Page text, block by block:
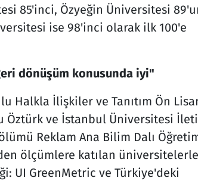
85'inci, Özyeğin Üniversitesi
ise 98'inci olarak ilk 100'e
dönüşüm konusunda iyi"
Halkla İlişkiler ve Tanıtım Ön
Öztürk ve İstanbul Üniversitesi
Reklam Ana Bilim Dalı
ölçümlere katılan üniversitelerle
UI GreenMetric ve Türkiye'deki